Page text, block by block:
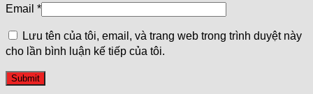
Email *
Lưu tên của tôi, email, và trang web trong trình duyệt này
cho lần bình luận kế tiếp của tôi.